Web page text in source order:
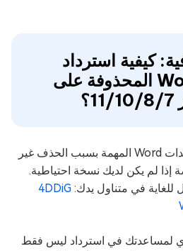
كيفية استرداد
مستندات Word المحذوفة على
يمكن أن يكون فقدان مستندات Word المهمة بسبب الحذف غير
إذا لم يكن لديك نسخة احتياطية.
في متناول يدك: 4DDiG
لمساعدتك في استرداد ليس فقط